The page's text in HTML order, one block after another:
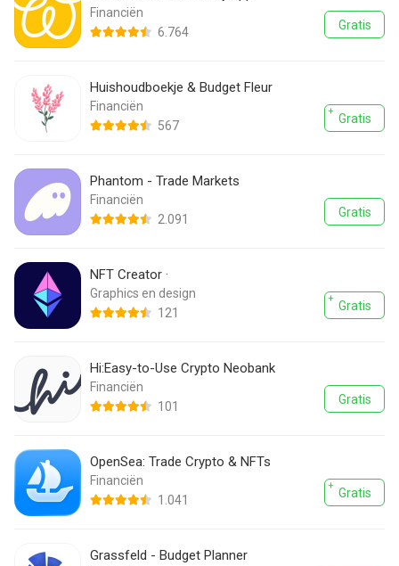
6.764
Financiën
Gratis
Huishoudboekje & Budget Fleur
567
Financiën
Gratis
Phantom - Trade Markets
2.091
Financiën
Gratis
NFT Creator ·
121
Graphics en design
Gratis
Hi:Easy-to-Use Crypto Neobank
101
Financiën
Gratis
OpenSea: Trade Crypto & NFTs
1.041
Financiën
Gratis
Grassfeld - Budget Planner